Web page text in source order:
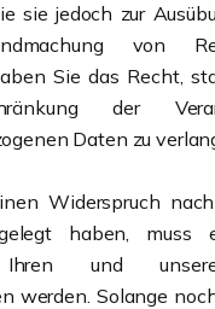
sie jedoch zur
von
Sie das Recht,
der
Daten zu
Widerspruch
haben, muss
und
werden. Solange